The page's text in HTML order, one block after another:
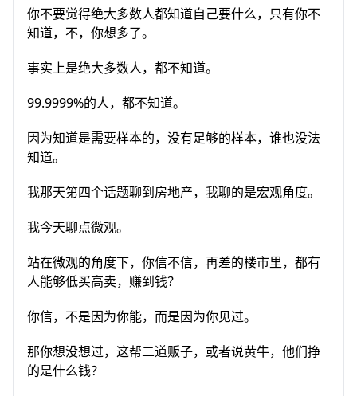
你不要觉得绝大多数人都知道自己要什么，只有你不
知道，不，你想多了。
事实上是绝大多数人，都不知道。
99.9999%的人，都不知道。
因为知道是需要样本的，没有足够的样本，谁也没法
知道。
我那天第四个话题聊到房地产，我聊的是宏观角度。
我今天聊点微观。
站在微观的角度下，你信不信，再差的楼市里，都有
人能够低买高卖，赚到钱？
你信，不是因为你能，而是因为你见过。
那你想没想过，这帮二道贩子，或者说黄牛，他们挣
的是什么钱？